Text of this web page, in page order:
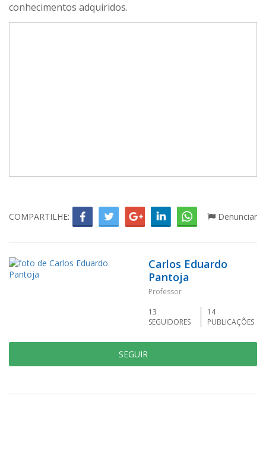
conhecimentos adquiridos.
COMPARTILHE: Denunciar
Carlos Eduardo
Pantoja
Professor
13
SEGUIDORES
14
PUBLICAÇÕES
SEGUIR